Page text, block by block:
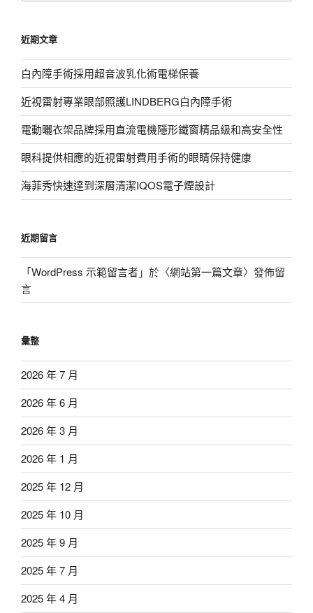
字:
近期文章
白內障手術採用超音波乳化術電梯保養
近視雷射專業眼部照護LINDBERG白內障手術
電動曬衣架品牌採用直流電機隱形鐵窗精品級和高安全性
眼科提供相應的近視雷射費用手術的眼睛保持健康
海菲秀快速達到深層清潔IQOS電子煙設計
近期留言
「WordPress 示範留言者」於〈網站第一篇文章〉發佈留
言
彙整
2026 年 7 月
2026 年 6 月
2026 年 3 月
2026 年 1 月
2025 年 12 月
2025 年 10 月
2025 年 9 月
2025 年 7 月
2025 年 4 月